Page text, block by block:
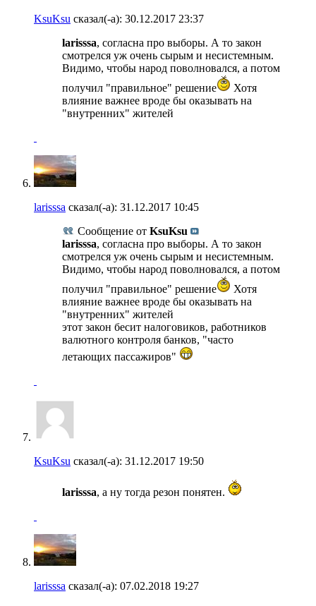
KsuKsu сказал(-а): 30.12.2017 23:37
larisssa, согласна про выборы. А то закон
смотрелся уж очень сырым и несистемным.
Видимо, чтобы народ поволновался, а потом
получил "правильное" решение
Хотя
влияние важнее вроде бы оказывать на
"внутренних" жителей
larisssa сказал(-а): 31.12.2017 10:45
Сообщение от KsuKsu
larisssa, согласна про выборы. А то закон
смотрелся уж очень сырым и несистемным.
Видимо, чтобы народ поволновался, а потом
получил "правильное" решение
Хотя
влияние важнее вроде бы оказывать на
"внутренних" жителей
этот закон бесит налоговиков, работников
валютного контроля банков, "часто
летающих пассажиров"
KsuKsu сказал(-а): 31.12.2017 19:50
larisssa, а ну тогда резон понятен.
larisssa сказал(-а): 07.02.2018 19:27